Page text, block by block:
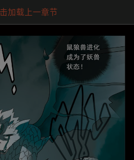
加载上一章节